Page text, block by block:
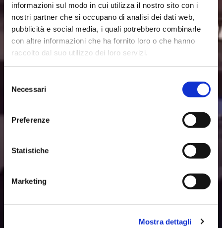
informazioni sul modo in cui utilizza il nostro sito con i
nostri partner che si occupano di analisi dei dati web,
pubblicità e social media, i quali potrebbero combinarle
con altre informazioni che ha fornito loro o che hanno
raccolto dal suo utilizzo dei loro servizi.
delNecessari
Preferenze
Statistiche
Marketing
Mostra dettagli